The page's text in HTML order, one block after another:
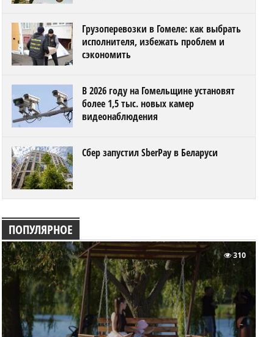
Грузоперевозки в Гомеле: как выбрать
исполнителя, избежать проблем и
сэкономить
В 2026 году на Гомельщине установят
более 1,5 тыс. новых камер
видеонаблюдения
Сбер запустил SberPay в Беларуси
ПОПУЛЯРНОЕ
310